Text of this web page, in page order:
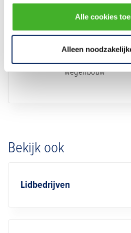
Alle cookies
Alleen
Johannes de
wegenbouw
Bekijk ook
Lidbedrijven